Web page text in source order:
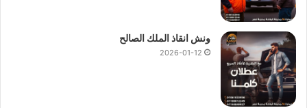
ونش انقاذ الملك الصالح
2026-01-12